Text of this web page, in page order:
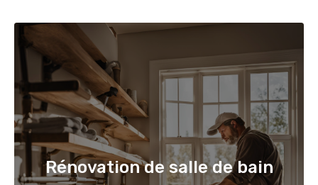
Rénovation de salle de bain